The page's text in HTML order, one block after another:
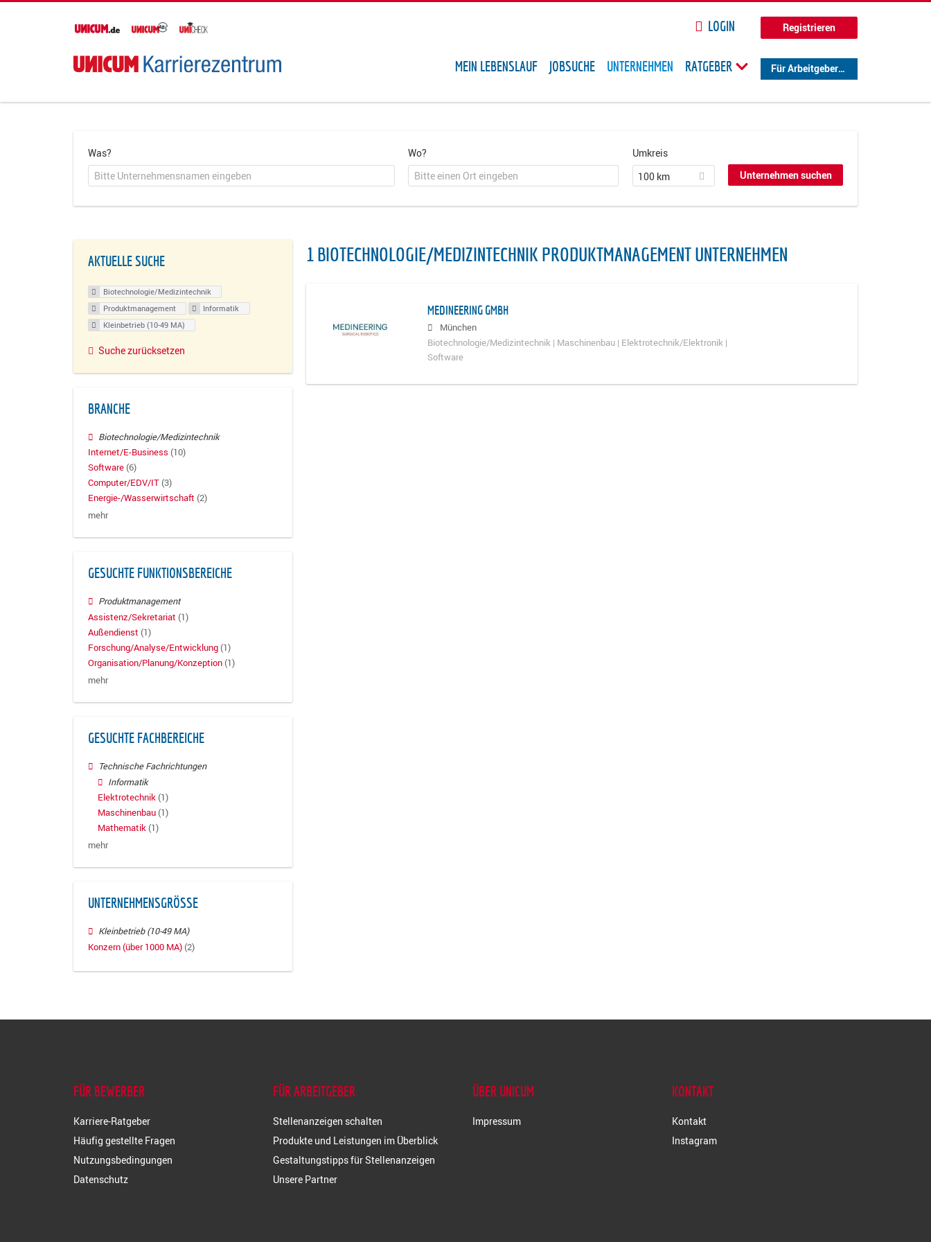
LOGIN Registrieren
MEIN LEBENSLAUF JOBSUCHE UNTERNEHMEN RATGEBER Für Arbeitgeber
Was? Wo?
Umkreis
100 km
1 BIOTECHNOLOGIE/MEDIZINTECHNIK PRODUKTMANAGEMENT UNTERNEHMEN
MEDINEERING GMBH
München
Biotechnologie/Medizintechnik | Maschinenbau | Elektrotechnik/Elektronik |
Software
AKTUELLE SUCHE
Biotechnologie/Medizintechnik
Produktmanagement
Informatik
Kleinbetrieb (10-49 MA)
Suche zurücksetzen
BRANCHE
Biotechnologie/Medizintechnik
Internet/E-Business (10)
Software (6)
Computer/EDV/IT (3)
Energie-/Wasserwirtschaft (2)
mehr
GESUCHTE FUNKTIONSBEREICHE
Produktmanagement
Assistenz/Sekretariat (1)
Außendienst (1)
Forschung/Analyse/Entwicklung (1)
Organisation/Planung/Konzeption (1)
mehr
GESUCHTE FACHBEREICHE
Technische Fachrichtungen
Informatik
Elektrotechnik (1)
Maschinenbau (1)
Mathematik (1)
mehr
UNTERNEHMENSGRÖSSE
Kleinbetrieb (10-49 MA)
Konzern (über 1000 MA) (2)
FÜR BEWERBER
Karriere-Ratgeber
Häufig gestellte Fragen
Nutzungsbedingungen
Datenschutz
FÜR ARBEITGEBER
Stellenanzeigen schalten
Produkte und Leistungen im Überblick
Gestaltungstipps für Stellenanzeigen
Unsere Partner
ÜBER UNICUM
Impressum
KONTAKT
Kontakt
Instagram